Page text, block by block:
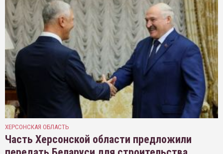
ХЕРСОНСКАЯ ОБЛАСТЬ
Часть Херсонской области предложили